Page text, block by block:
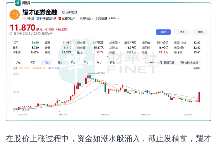
在股价上涨过程中，资金如潮水般涌入，截止发稿前，耀才